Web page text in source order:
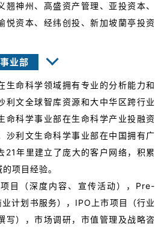
翘神州、高盛资产管理、亚投资本、
悦资本、经纬创投、新加坡蘭亭投资
业部
生命科学领域拥有专业的分析能力和
利文全球智库资源和大中华区跨行业
命科学事业部在生命科学产业投融资
沙利文生命科学事业部在中国拥有广
21年里建立了庞大的客户网络，积累
项目经验。
目（深度内容、宣传活动），Pre-
计划书服务），IPO上市项目（行业
写），市场调研，市值管理及战略咨